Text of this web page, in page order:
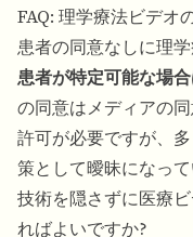
FAQ: 理学療法ビデオ
患者の同意なしに理
患者が特定可能な場
の同意はメディアの
許可が必要ですが、
策として曖昧になって
技術を隠さずに医療
ればよいですか?